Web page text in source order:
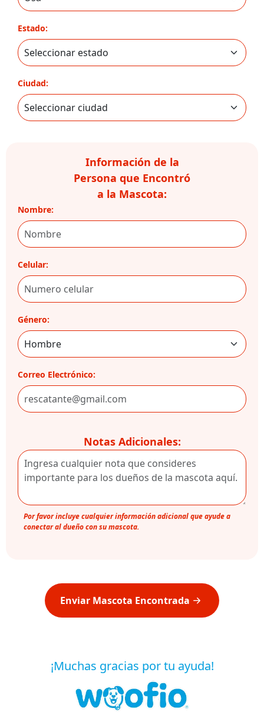
Estado:
Ciudad:
Información de la
Persona que Encontró
a la Mascota:
Nombre:
Celular:
Género:
Correo Electrónico:
Notas Adicionales:
Por favor incluye cualquier información adicional que ayude a
conectar al dueño con su mascota.
Enviar Mascota Encontrada
¡Muchas gracias por tu ayuda!